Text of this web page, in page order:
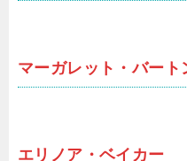
マーガレット・バー
エリノア・ベイカー